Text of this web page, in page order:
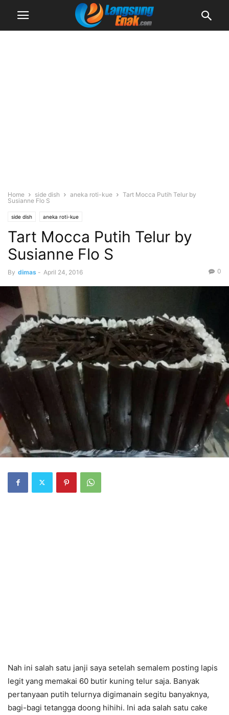
Home side dish aneka roti-kue
Tart Mocca Putih Telur by
Susianne Flo S
side dish aneka roti-kue
Tart Mocca Putih Telur by
Susianne Flo S
By dimas - April 24, 2016 0
Nah ini salah satu janji saya setelah semalem posting lapis
legit yang memakai 60 butir kuning telur saja. Banyak
pertanyaan putih telurnya digimanain segitu banyaknya,
bagi-bagi tetangga doong hihihi. Ini ada salah satu cake